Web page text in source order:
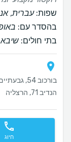
שפות:עברית,
בהסדר עם:
בתי חולים:
בורכוב 54, גבעתיים
הנדיב 71, הרצליה
חיוג